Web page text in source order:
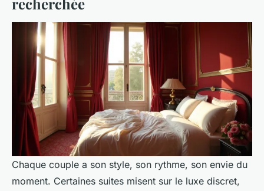
Chaque couple a son style, son rythme, son envie du
moment. Certaines suites misent sur le luxe discret,